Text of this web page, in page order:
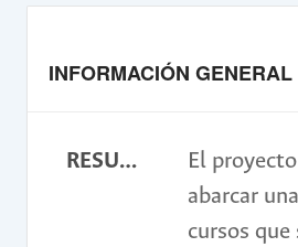
INFORMACIÓN GENERAL
RESUMEN
El
abarcar
cursos que